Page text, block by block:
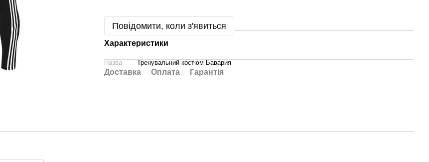
Повідомити, коли з'явиться
Характеристики
Назва Тренувальний костюм Бавария
Доставка Оплата Гарантія